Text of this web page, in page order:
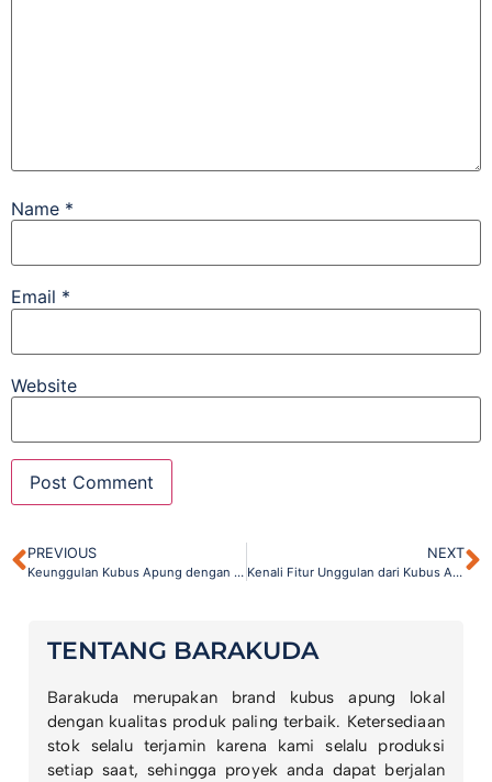
Name *
Email *
Website
PREVIOUS
Keunggulan Kubus Apung dengan Teknik Rotomolding
NEXT
Kenali Fitur Unggulan dari Kubus Apung Barakuda Marine
TENTANG BARAKUDA
Barakuda merupakan brand kubus apung lokal
dengan kualitas produk paling terbaik. Ketersediaan
stok selalu terjamin karena kami selalu produksi
setiap saat, sehingga proyek anda dapat berjalan